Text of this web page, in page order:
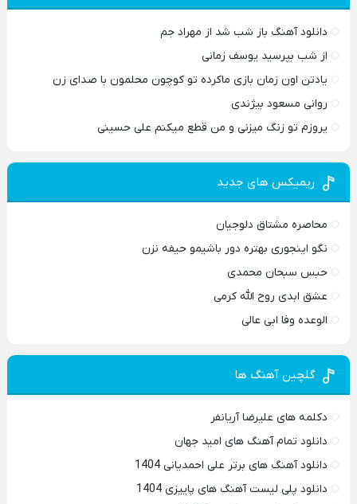
دانلود آهنگ باز شب شد از مهراد جم
از شب بپرسید یوسف زمانی
یادتن اون زمان بازی ماکرده تو کوچون محلمون با صدای زن
روانی مسعود بیژندی
یروزم تو زنگ میزنی و من قطع میکنم علی حسینی
ریمیکس های جدید
محاصره مشتاق دلوجیان
نگو اینجوری بهتره دور باشیمو حیفه نزن
حبس سبحان محمدی
عشق ابدی روح الله کرمی
الوعده وفا ابی عالی
گلچین آهنگ ها
دکلمه های علیرضا آریانفر
دانلود تمام آهنگ های امید جهان
دانلود آهنگ های برتر علی احمدیانی 1404
دانلود پلی لیست آهنگ های پاییزی 1404